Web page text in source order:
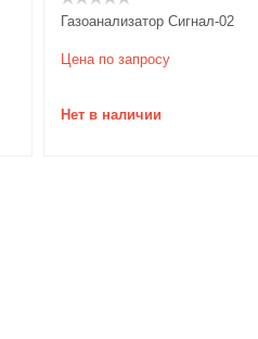
Газоанализатор Сигнал-02
Цена по запросу
Нет в наличии